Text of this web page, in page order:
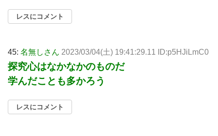
レスにコメント
45: 名無しさん 2023/03/04(土) 19:41:29.11 ID:p5HJiLmC0
探究心はなかなかのものだ
学んだことも多かろう
レスにコメント